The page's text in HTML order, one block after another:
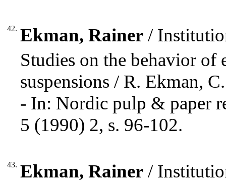
42. Ekman, Rainer /
Studies on the behavior of
suspensions / R. Ekman,
- In: Nordic pulp & paper
5 (1990) 2, s. 96-102.
43. Ekman, Rainer /